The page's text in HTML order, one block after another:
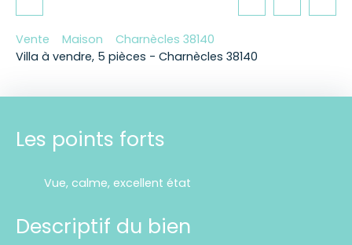
Vente Maison
Charnècles 38140
Villa à vendre, 5 pièces - Charnècles 38140
Les points forts
Vue, calme, excellent état
Descriptif du bien